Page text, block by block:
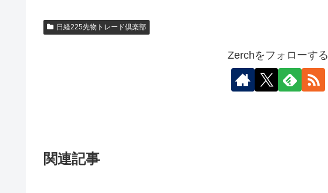
日経225先物トレード倶楽部
Zerchをフォローする
関連記事